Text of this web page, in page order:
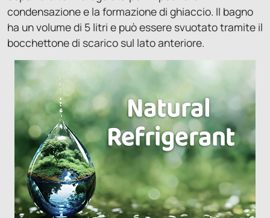
condensazione e la formazione di ghiaccio. Il bagno
ha un volume di 5 litri e può essere svuotato tramite il
bocchettone di scarico sul lato anteriore.